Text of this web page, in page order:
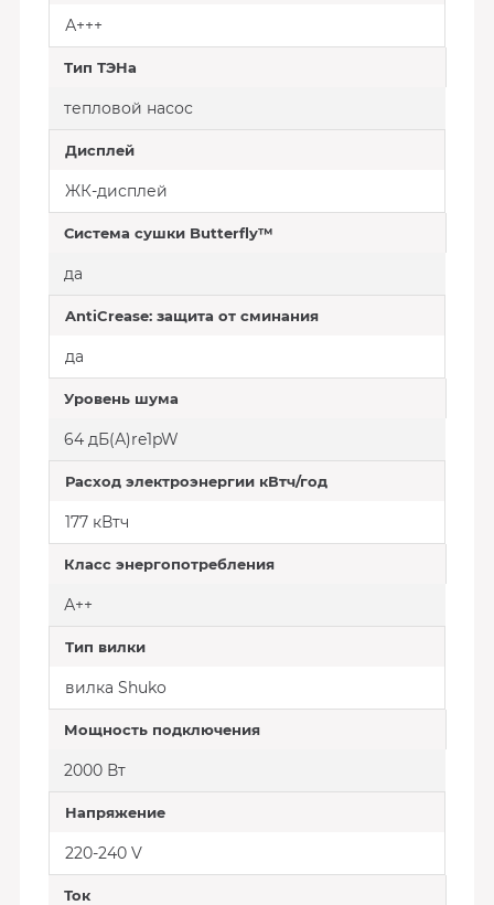
А+++
Тип ТЭНа
тепловой насос
Дисплей
ЖК-дисплей
Система сушки Butterfly™
да
AntiCrease: защита от сминания
да
Уровень шума
64 дБ(А)re1pW
Расход электроэнергии кВтч/год
177 кВтч
Класс энергопотребления
А++
Тип вилки
вилка Shuko
Мощность подключения
2000 Вт
Напряжение
220-240 V
Ток